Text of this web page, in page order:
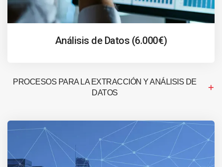
Análisis de Datos (6.000€)
PROCESOS PARA LA EXTRACCIÓN Y ANÁLISIS DE
DATOS